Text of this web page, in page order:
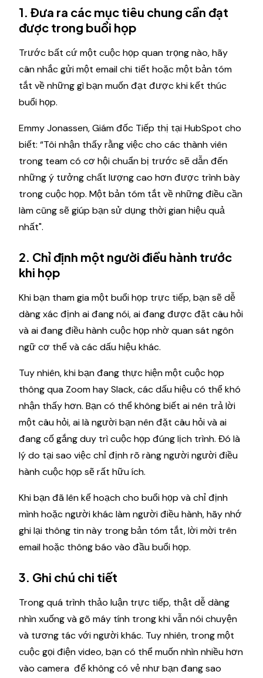
1. Đưa ra các mục tiêu chung cần đạt
được trong buổi họp
Trước bất cứ một cuộc họp quan trọng nào, hãy
cân nhắc gửi một email chi tiết hoặc một bản tóm
tắt về những gì bạn muốn đạt được khi kết thúc
buổi họp.
Emmy Jonassen, Giám đốc Tiếp thị tại HubSpot cho
biết: “Tôi nhận thấy rằng việc cho các thành viên
trong team có cơ hội chuẩn bị trước sẽ dẫn đến
những ý tưởng chất lượng cao hơn được trình bày
trong cuộc họp. Một bản tóm tắt về những điều cần
làm cũng sẽ giúp bạn sử dụng thời gian hiệu quả
nhất".
2. Chỉ định một người điều hành trước
khi họp
Khi bạn tham gia một buổi họp trực tiếp, bạn sẽ dễ
dàng xác định ai đang nói, ai đang được đặt câu hỏi
và ai đang điều hành cuộc họp nhờ quan sát ngôn
ngữ cơ thể và các dấu hiệu khác.
Tuy nhiên, khi bạn đang thực hiện một cuộc họp
thông qua Zoom hay Slack, các dấu hiệu có thể khó
nhận thấy hơn. Bạn có thể không biết ai nên trả lời
một câu hỏi, ai là người bạn nên đặt câu hỏi và ai
đang cố gắng duy trì cuộc họp đúng lịch trình. Đó là
lý do tại sao việc chỉ định rõ ràng người người điều
hành cuộc họp sẽ rất hữu ích.
Khi bạn đã lên kế hoạch cho buổi họp và chỉ định
mình hoặc người khác làm người điều hành, hãy nhớ
ghi lại thông tin này trong bản tóm tắt, lời mời trên
email hoặc thông báo vào đầu buổi họp.
3. Ghi chú chi tiết
Trong quá trình thảo luận trực tiếp, thật dễ dàng
nhìn xuống và gõ máy tính trong khi vẫn nói chuyện
và tương tác với người khác. Tuy nhiên, trong một
cuộc gọi điện video, bạn có thể muốn nhìn nhiều hơn
vào camera để không có vẻ như bạn đang sao